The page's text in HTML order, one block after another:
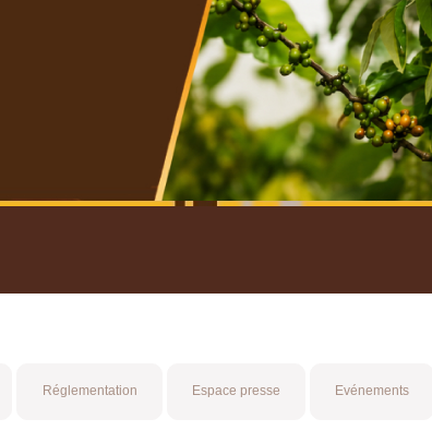
Réglementation Espace presse Evénements